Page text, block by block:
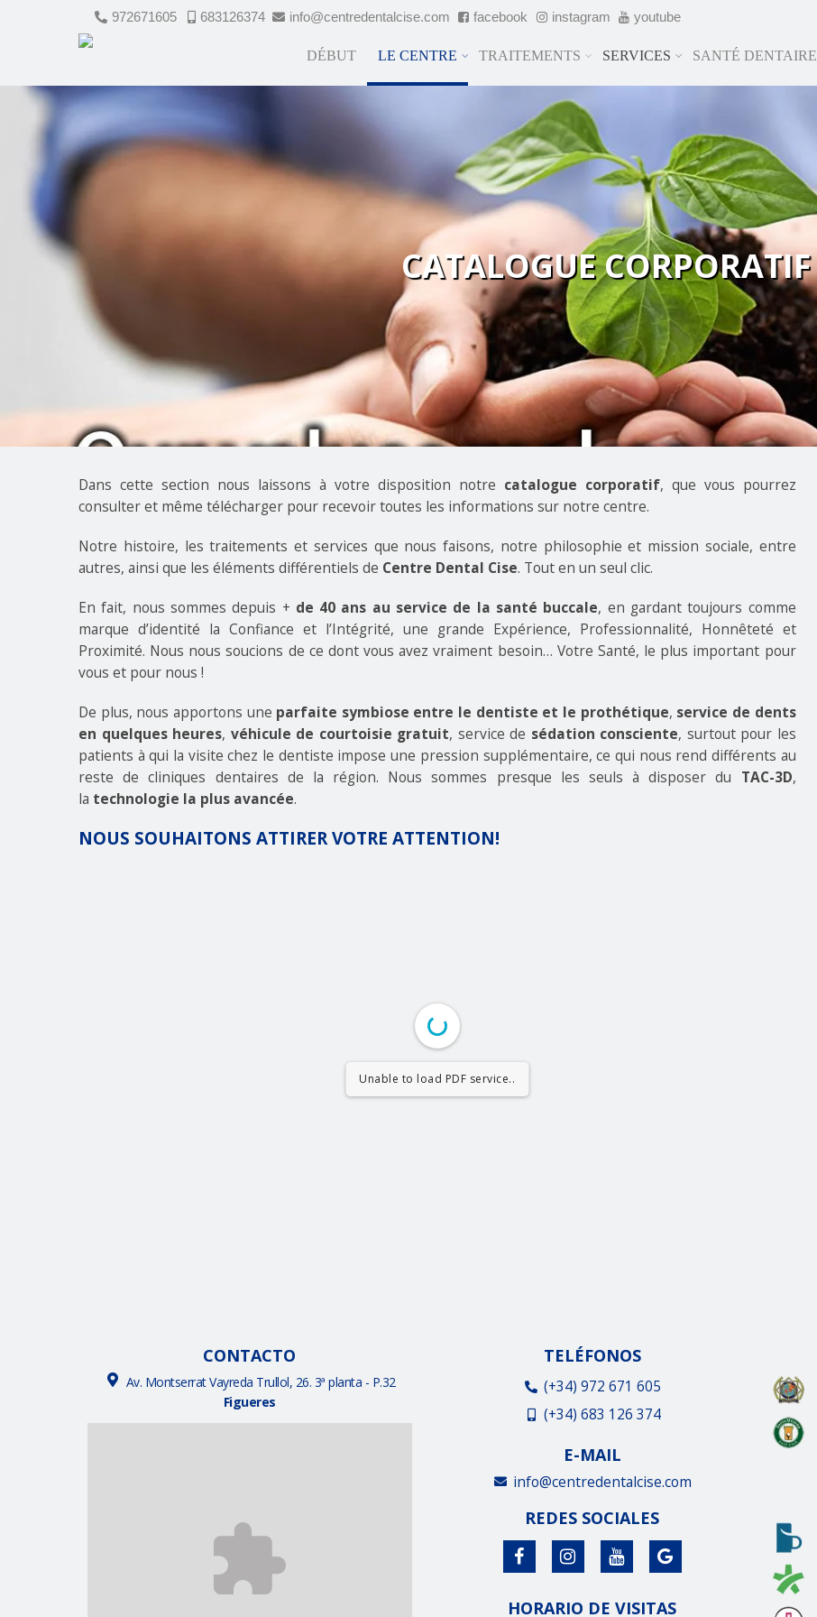
972671605 683126374 info@centredentalcise.com facebook instagram youtube
DÉBUT LE CENTRE TRAITEMENTS SERVICES SANTÉ DENTAIRE
CATALOGUE CORPORATIF
Dans cette section nous laissons à votre disposition notre catalogue corporatif, que vous pourrez
consulter et même télécharger pour recevoir toutes les informations sur notre centre.
Notre histoire, les traitements et services que nous faisons, notre philosophie et mission sociale, entre
autres, ainsi que les éléments différentiels de Centre Dental Cise. Tout en un seul clic.
En fait, nous sommes depuis + de 40 ans au service de la santé buccale, en gardant toujours comme
marque d’identité la Confiance et l’Intégrité, une grande Expérience, Professionnalité, Honnêteté et
Proximité. Nous nous soucions de ce dont vous avez vraiment besoin… Votre Santé, le plus important pour
vous et pour nous !
De plus, nous apportons une parfaite symbiose entre le dentiste et le prothétique, service de dents
en quelques heures, véhicule de courtoisie gratuit, service de sédation consciente, surtout pour les
patients à qui la visite chez le dentiste impose une pression supplémentaire, ce qui nous rend différents au
reste de cliniques dentaires de la région. Nous sommes presque les seuls à disposer du TAC-3D,
la technologie la plus avancée.
NOUS SOUHAITONS ATTIRER VOTRE ATTENTION!
Unable to load PDF service..
CONTACTO
Av. Montserrat Vayreda Trullol, 26. 3ª planta - P.32
Figueres
TELÉFONOS
(+34) 972 671 605
(+34) 683 126 374
E-MAIL
info@centredentalcise.com
REDES SOCIALES
HORARIO DE VISITAS